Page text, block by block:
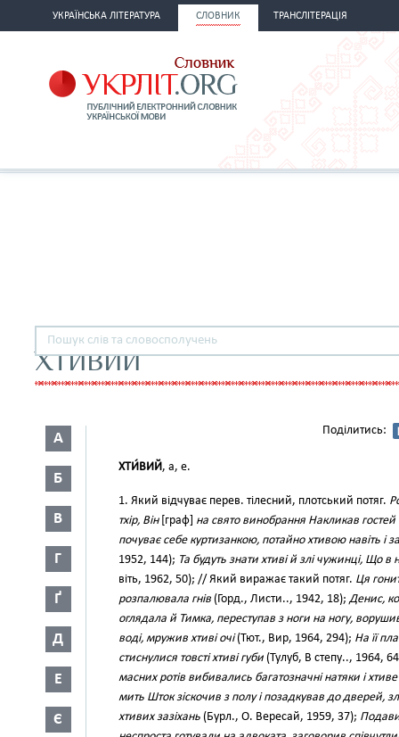
УКРАЇНСЬКА ЛІТЕРАТУРА СЛОВНИК ТРАНСЛІТЕРАЦІЯ
ХТИВИЙ
А
Б
В
Г
Ґ
Д
Е
Є
Поділитись:
ХТИ́ВИЙ, а, е.
1. Який відчуває перев. тілесний, плотський потяг.
тхір, Він[граф] на свято винобрання Накликав гостей
почуває себе куртизанкою, потайно хтивою навіть і
1952, 144); Та будуть знати хтиві й злі чужинці, Що
віть, 1962, 50); // Який виражає такий потяг. Ця
розпалювала гнів (Горд., Листи.., 1942, 18);Денис,
оглядала й Тимка, переступав з ноги на ногу,
воді, мружив хтиві очі(Тют., Вир, 1964, 294); На її
стиснулися товсті хтиві губи (Тулуб, В степу.., 1964,
масних ротів вибивались багатозначні натяки і
мить Шток зіскочив з полу і позадкував до дверей,
хтивих зазіхань (Бурл., О. Вересай, 1959, 37);